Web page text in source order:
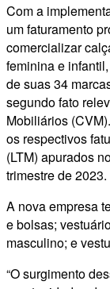
Com a
um faturamento
comercializar
feminina e
de suas 34
segundo fato
Mobiliários
os respectivos
(LTM) apurados
trimestre de 2023.
A nova empresa
e bolsas;
masculino; e
“O surgimento